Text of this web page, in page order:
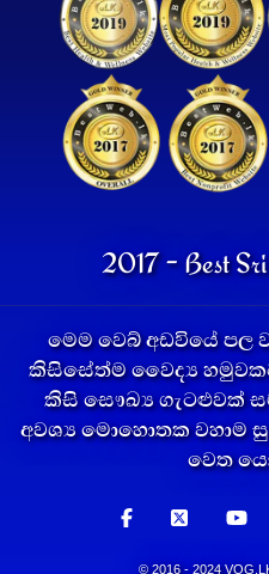
2017 - Best Sri
මෙම වෙබ් අඩවියේ පල
කිසිසේත්ම වෛද්‍ය
කිසි සෞඛ්‍ය ගැටළුවක්
අවශ්‍ය මොහොතක වහාම
වෙත
© 2016 - 2024